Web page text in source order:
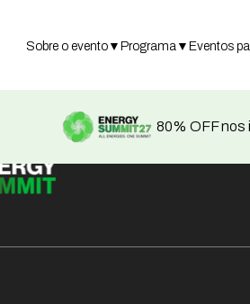
Sobre o evento ▼Programa ▼Eventos
80% OFF nos